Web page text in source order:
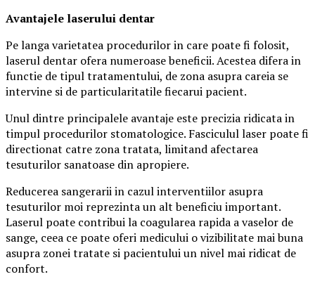
Avantajele laserului dentar
Pe langa varietatea procedurilor in care poate fi folosit,
laserul dentar ofera numeroase beneficii. Acestea difera in
functie de tipul tratamentului, de zona asupra careia se
intervine si de particularitatile fiecarui pacient.
Unul dintre principalele avantaje este precizia ridicata in
timpul procedurilor stomatologice. Fasciculul laser poate fi
directionat catre zona tratata, limitand afectarea
tesuturilor sanatoase din apropiere.
Reducerea sangerarii in cazul interventiilor asupra
tesuturilor moi reprezinta un alt beneficiu important.
Laserul poate contribui la coagularea rapida a vaselor de
sange, ceea ce poate oferi medicului o vizibilitate mai buna
asupra zonei tratate si pacientului un nivel mai ridicat de
confort.